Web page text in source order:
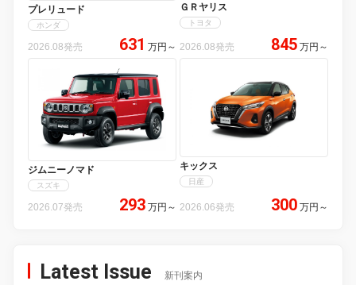
プレリュード
ホンダ
2026.08発売 631 万円 ～
ＧＲヤリス
トヨタ
2026.08発売 845 万円 ～
ジムニーノマド
スズキ
2026.07発売 293 万円 ～
キックス
日産
2026.06発売 300 万円 ～
Latest Issue 新刊案内